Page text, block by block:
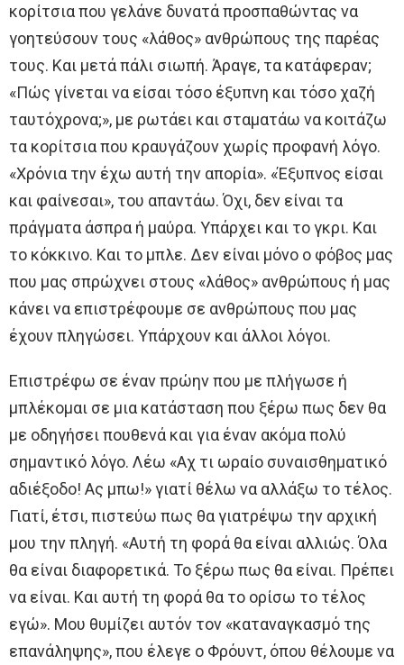
κορίτσια που γελάνε δυνατά προσπαθώντας να
γοητεύσουν τους «λάθος» ανθρώπους της παρέας
τους. Και μετά πάλι σιωπή. Άραγε, τα κατάφεραν;
«Πώς γίνεται να είσαι τόσο έξυπνη και τόσο χαζή
ταυτόχρονα;», με ρωτάει και σταματάω να κοιτάζω
τα κορίτσια που κραυγάζουν χωρίς προφανή λόγο.
«Χρόνια την έχω αυτή την απορία». «Έξυπνος είσαι
και φαίνεσαι», του απαντάω. Όχι, δεν είναι τα
πράγματα άσπρα ή μαύρα. Υπάρχει και το γκρι. Και
το κόκκινο. Και το μπλε. Δεν είναι μόνο ο φόβος μας
που μας σπρώχνει στους «λάθος» ανθρώπους ή μας
κάνει να επιστρέφουμε σε ανθρώπους που μας
έχουν πληγώσει. Υπάρχουν και άλλοι λόγοι.
Επιστρέφω σε έναν πρώην που με πλήγωσε ή
μπλέκομαι σε μια κατάσταση που ξέρω πως δεν θα
με οδηγήσει πουθενά και για έναν ακόμα πολύ
σημαντικό λόγο. Λέω «Αχ τι ωραίο συναισθηματικό
αδιέξοδο! Ας μπω!» γιατί θέλω να αλλάξω το τέλος.
Γιατί, έτσι, πιστεύω πως θα γιατρέψω την αρχική
μου την πληγή. «Αυτή τη φορά θα είναι αλλιώς. Όλα
θα είναι διαφορετικά. Το ξέρω πως θα είναι. Πρέπει
να είναι. Και αυτή τη φορά θα το ορίσω το τέλος
εγώ». Μου θυμίζει αυτόν τον «καταναγκασμό της
επανάληψης», που έλεγε ο Φρόυντ, όπου θέλουμε να